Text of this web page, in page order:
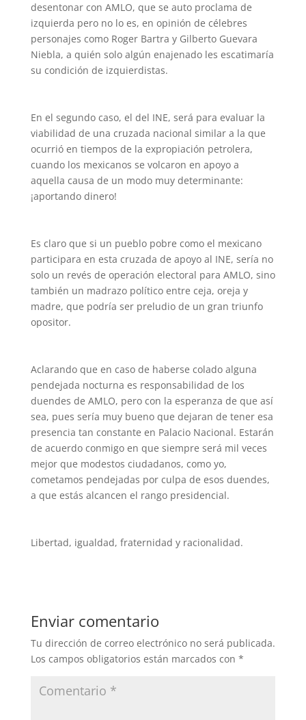
desentonar con AMLO, que se auto proclama de
izquierda pero no lo es, en opinión de célebres
personajes como Roger Bartra y Gilberto Guevara
Niebla, a quién solo algún enajenado les escatimaría
su condición de izquierdistas.
En el segundo caso, el del INE, será para evaluar la
viabilidad de una cruzada nacional similar a la que
ocurrió en tiempos de la expropiación petrolera,
cuando los mexicanos se volcaron en apoyo a
aquella causa de un modo muy determinante:
¡aportando dinero!
Es claro que si un pueblo pobre como el mexicano
participara en esta cruzada de apoyo al INE, sería no
solo un revés de operación electoral para AMLO, sino
también un madrazo político entre ceja, oreja y
madre, que podría ser preludio de un gran triunfo
opositor.
Aclarando que en caso de haberse colado alguna
pendejada nocturna es responsabilidad de los
duendes de AMLO, pero con la esperanza de que así
sea, pues sería muy bueno que dejaran de tener esa
presencia tan constante en Palacio Nacional. Estarán
de acuerdo conmigo en que siempre será mil veces
mejor que modestos ciudadanos, como yo,
cometamos pendejadas por culpa de esos duendes,
a que estás alcancen el rango presidencial.
Libertad, igualdad, fraternidad y racionalidad.
Enviar comentario
Tu dirección de correo electrónico no será publicada.
Los campos obligatorios están marcados con *